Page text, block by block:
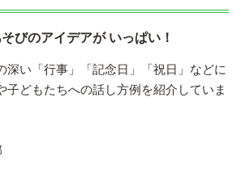
びのアイデアが いっぱい！
深い「行事」「記念日」「祝日」などに
子どもたちへの話し方例を紹介していま